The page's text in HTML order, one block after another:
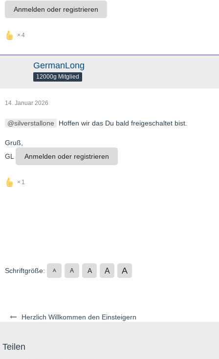
Herzlich Willkommen den Einsteigern
Anmelden oder registrieren
4
GermanLong
12000g Mitglied
14. Januar 2026
silverstallone Hoffen wir das Du bald freigeschaltet bist.
Gruß,
GL
Anmelden oder registrieren
1
Schriftgröße: A A A A A
Teilen